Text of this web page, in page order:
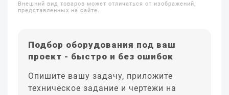
Внешний вид товаров может отличаться от изображений,
представленных на сайте.
Подбор оборудования под ваш
проект - быстро и без ошибок
Опишите вашу задачу, приложите
техническое задание и чертежи на